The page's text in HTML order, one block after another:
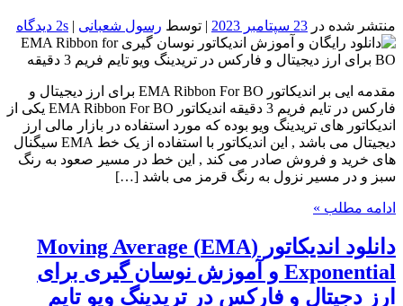
منتشر شده در 23 سپتامبر 2023 | توسط رسول شعبانی | 2s دیدگاه
مقدمه ایی بر اندیکاتور EMA Ribbon For BO برای ارز دیجیتال و
فارکس در تایم فریم 3 دقیقه اندیکاتور EMA Ribbon For BO یکی از
اندیکاتور های تریدینگ ویو بوده که مورد استفاده در بازار مالی ارز
دیجیتال می باشد , این اندیکاتور با استفاده از یک خط EMA سیگنال
های خرید و فروش صادر می کند , این خط در مسیر صعود به رنگ
سبز و در مسیر نزول به رنگ قرمز می باشد […]
ادامه مطلب »
دانلود اندیکاتور (EMA) Moving Average
Exponential و آموزش نوسان گیری برای
ارز دجیتال و فارکس در تریدینگ ویو تایم